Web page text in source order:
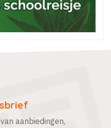
aanbiedingen,